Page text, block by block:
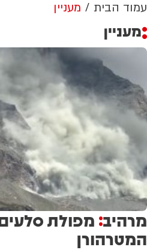
עמוד הבית מעניין
מעניין
מרהיב: מפולת
המטרהורן